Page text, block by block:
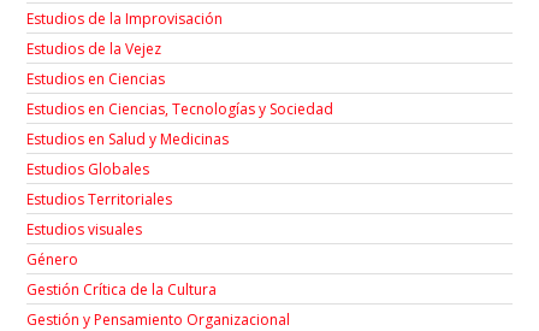
Estudios de la Improvisación
Estudios de la Vejez
Estudios en Ciencias
Estudios en Ciencias, Tecnologías y Sociedad
Estudios en Salud y Medicinas
Estudios Globales
Estudios Territoriales
Estudios visuales
Género
Gestión Crítica de la Cultura
Gestión y Pensamiento Organizacional